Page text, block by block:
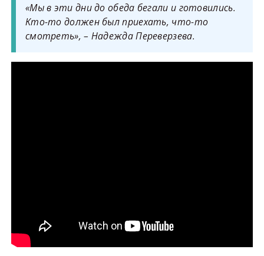
«Мы в эти дни до обеда бегали и готовились.
Кто-то должен был приехать, что-то
смотреть», – Надежда Переверзева.